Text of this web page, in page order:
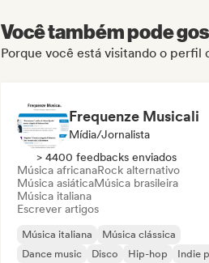
Você também pode
Porque você está visitando o perfil
Frequenze Musicali
Mídia/Jornalista
> 4400 feedbacks enviados
Música africanaRock alternativo
Música asiáticaMúsica brasileira
Música italiana
Escrever artigos
Música italiana
Música clássica
Dance music
Disco Hip-hop
Indie